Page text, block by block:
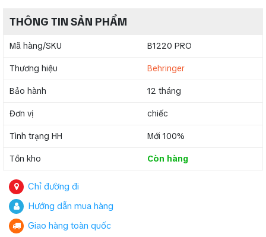
THÔNG TIN SẢN PHẨM
Mã hàng/SKU B1220 PRO
Thương hiệu Behringer
Bảo hành 12 tháng
Đơn vị chiếc
Tình trạng HH Mới 100%
Tồn kho Còn hàng
Chỉ đường đi
Hướng dẫn mua hàng
Giao hàng toàn quốc